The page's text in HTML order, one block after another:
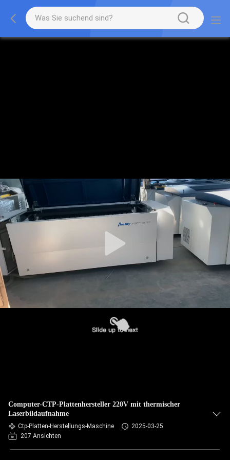
Computer-CTP-Plattenhersteller 220V mit thermischer
Laserbildaufnahme
Ctp-Platten-Herstellungs-Maschine
2025-03-25
207 Ansichten